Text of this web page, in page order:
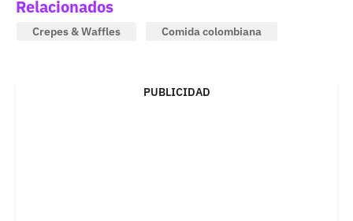
Relacionados
Crepes & Waffles Comida colombiana
PUBLICIDAD